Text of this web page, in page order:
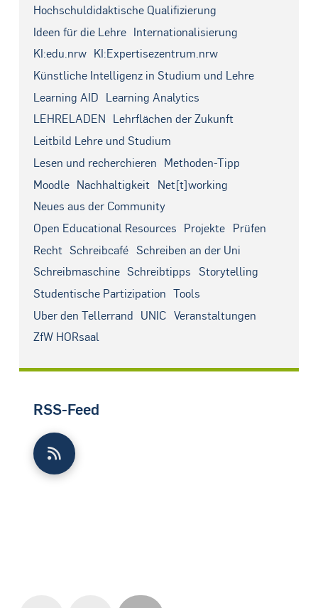
Hochschuldidaktische Qualifizierung
Ideen für die Lehre Internationalisierung
KI:edu.nrw KI:Expertisezentrum.nrw
Künstliche Intelligenz in Studium und Lehre
Learning AID Learning Analytics
LEHRELADEN Lehrflächen der Zukunft
Leitbild Lehre und Studium
Lesen und recherchieren Methoden-Tipp
Moodle Nachhaltigkeit Net[t]working
Neues aus der Community
Open Educational Resources Projekte Prüfen
Recht Schreibcafé Schreiben an der Uni
Schreibmaschine Schreibtipps Storytelling
Studentische Partizipation Tools
Über den Tellerrand UNIC Veranstaltungen
ZfW HÖRsaal
RSS-Feed